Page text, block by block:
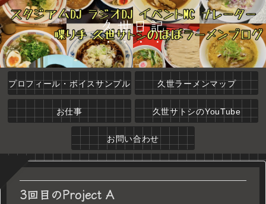
久世日記
プロフィール・ボイスサンプル 久世ラーメンマップ
お仕事 久世サトシのYouTube
お問い合わせ
3回目のProject A